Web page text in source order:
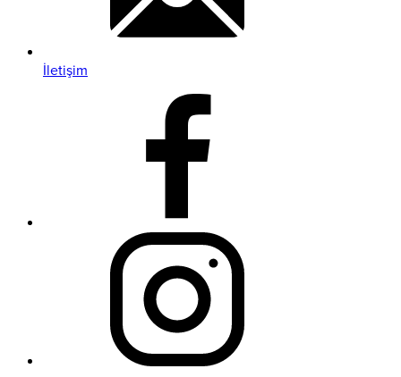
İletişim